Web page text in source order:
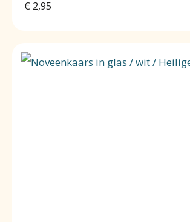
€ 2,95